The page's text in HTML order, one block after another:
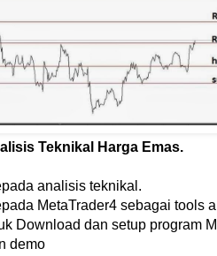
Teknikal Harga Emas.
analisis teknikal.
MetaTrader4 sebagai tools
Download dan setup program
demo